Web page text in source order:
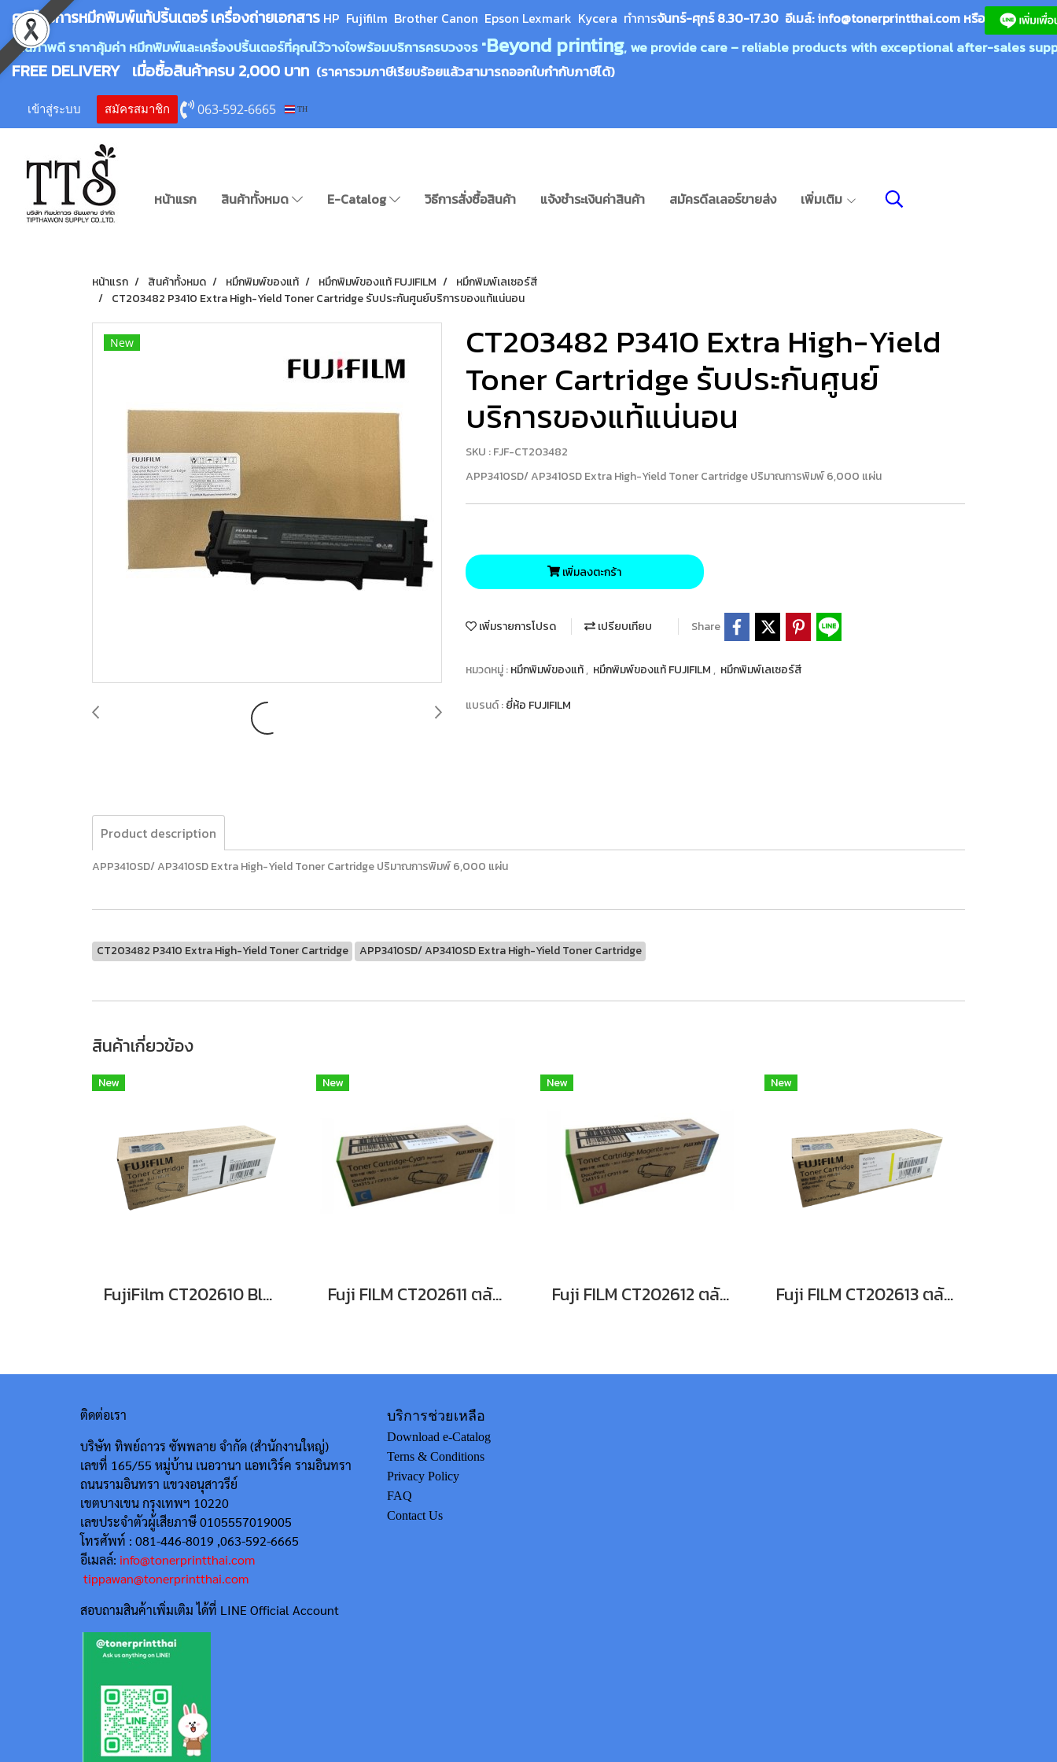
ศูนย์บริการหมึกพิมพ์แท้ปริ้นเตอร์ เครื่องถ่ายเอกสาร HP Fujifilm Brother Canon Epson Lexmark Kycera ทำการจันทร์-ศุกร์ 8.30-17.30 อีเมล์:info@tonerprintthai.com หรือ
คุณภาพดี ราคาคุ้มค่า หมึกพิมพ์และเครื่องปริ้นเตอร์ที่คุณไว้วางใจพร้อมบริการครบวงจร "Beyond printing, we provide care – reliable products with exceptional after-sales
FREE DELIVERY เมื่อซื้อสินค้าครบ 2,000 บาท (ราคารวมภาษีเรียบร้อยแล้วสามารถออกใบกำกับภาษีได้)
เข้าสู่ระบบ สมัครสมาชิก 063-592-6665 TH
หน้าแรก สินค้าทั้งหมด E-Catalog วิธีการสั่งซื้อสินค้า แจ้งชำระเงินค่าสินค้า สมัครดีลเลอร์ขายส่ง เพิ่มเติม
หน้าแรก สินค้าทั้งหมด หมึกพิมพ์ของแท้ หมึกพิมพ์ของแท้ FUJIFILM
หมึกพิมพ์เลเซอร์สี
CT203482 P3410 Extra High-Yield Toner Cartridge รับประกันศูนย์บริการของแท้แน่นอน
New
CT203482 P3410 Extra High-Yield
Toner Cartridge รับประกันศูนย์
บริการของแท้แน่นอน
SKU : FJF-CT203482
APP3410SD/ AP3410SD Extra High-Yield Toner Cartridge ปริมาณการพิมพ์ 6,000 แผ่น
เพิ่มลงตะกร้า
เพิ่มรายการโปรด เปรียบเทียบ Share
หมวดหมู่ :หมึกพิมพ์ของแท้, หมึกพิมพ์ของแท้ FUJIFILM , หมึกพิมพ์เลเซอร์สี
แบรนด์ :ยี่ห้อ FUJIFILM
Product description
APP3410SD/ AP3410SD Extra High-Yield Toner Cartridge ปริมาณการพิมพ์ 6,000 แผ่น
CT203482 P3410 Extra High-Yield Toner Cartridge APP3410SD/ AP3410SD Extra High-Yield Toner Cartridge
สินค้าเกี่ยวข้อง
New
FujiFilm CT202610 Black For DocuPrint CP315dw/ CM315z หมึกพิมพ์เลเซอร์โทนเนอร์สีดำ รับประกันศูนย์บริการของแท้แน่นอน
New
Fuji FILM CT202611 ตลับหมึก For DocuPrint CP315dw/ CM315z หมึกพิมพ์เลเซอร์โทนเนอร์สีฟ้า รับประกันศูนย์บริการของแท้แน่นอน
New
Fuji FILM CT202612 ตลับหมึกFor DocuPrint CP315dw/ CM315z หมึกพิมพ์เลเซอร์โทนเนอร์สีแดง รับประกันศูนย์บริการของแท้แน่นอน
New
Fuji FILM CT202613 ตลับหมึก FOR DocuPrint CP315dw/ CM315z หมึกพิมพ์เลเซอร์โทนเนอร์สีเหลือง รับประกันศูนย์บริการของแท้แน่นอน
ติดต่อเรา
บริษัท ทิพย์ถาวร ซัพพลาย จำกัด (สำนักงานใหญ่)
เลขที่ 165/55 หมู่บ้าน เนอวานา แอทเวิร์ค รามอินทรา
ถนนรามอินทรา แขวงอนุสาวรีย์
เขตบางเขน กรุงเทพฯ 10220
เลขประจำตัวผู้เสียภาษี 0105557019005
โทรศัพท์ : 081-446-8019 ,063-592-6665
อีเมลล์: info@tonerprintthai.com
tippawan@tonerprintthai.com
สอบถามสินค้าเพิ่มเติม ได้ที่ LINE Official Account
บริการช่วยเหลือ
Download e-Catalog
Terns & Conditions
Privacy Policy
FAQ
Contact Us